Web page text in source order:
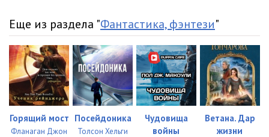
Еще из раздела "Фантастика, фэнтези"
Горящий мост
Фланаган Джон
Посейдоника
Толсон Хельги
Чудовища
войны
Ветана. Дар
жизни